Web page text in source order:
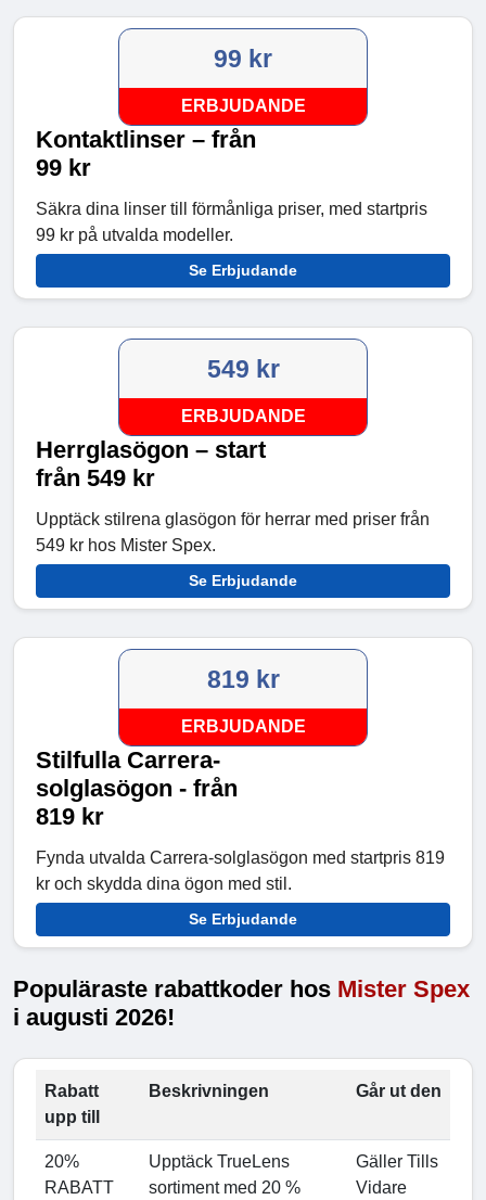
99 kr
ERBJUDANDE
Kontaktlinser – från
99 kr
Säkra dina linser till förmånliga priser, med startpris
99 kr på utvalda modeller.
Se Erbjudande
549 kr
ERBJUDANDE
Herrglasögon – start
från 549 kr
Upptäck stilrena glasögon för herrar med priser från
549 kr hos Mister Spex.
Se Erbjudande
819 kr
ERBJUDANDE
Stilfulla Carrera-
solglasögon - från
819 kr
Fynda utvalda Carrera-solglasögon med startpris 819
kr och skydda dina ögon med stil.
Se Erbjudande
Populäraste rabattkoder hos Mister Spex
i augusti 2026!
Rabatt
upp till
Beskrivningen Går ut den
20%
RABATT
Upptäck TrueLens
sortiment med 20 %
Gäller Tills
Vidare